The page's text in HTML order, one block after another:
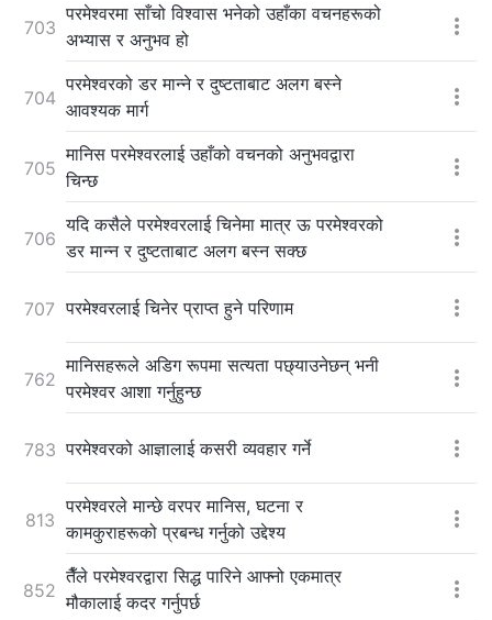
703
परमेश्‍वरमा साँचो विश्‍वास भनेको उहाँका वचनहरूको
अभ्यास र अनुभव हो
704
परमेश्‍वरको डर मान्ने र दुष्टताबाट अलग बस्ने
आवश्यक मार्ग
705
मानिस परमेश्‍वरलाई उहाँको वचनको अनुभवद्वारा
चिन्छ
706
यदि कसैले परमेश्‍वरलाई चिनेमा मात्र ऊ परमेश्‍वरको
डर मान्न र दुष्टताबाट अलग बस्न सक्छ
707 परमेश्‍वरलाई चिनेर प्राप्त हुने परिणाम
762
मानिसहरूले अडिग रूपमा सत्यता पछ्याउनेछन् भनी
परमेश्‍वर आशा गर्नुहुन्छ
783 परमेश्‍वरको आज्ञालाई कसरी व्यवहार गर्ने
813
परमेश्‍वरले मान्छे वरपर मानिस, घटना र
कामकुराहरूको प्रबन्ध गर्नुको उद्देश्य
852
तैँले परमेश्‍वरद्वारा सिद्ध पारिने आफ्नो एकमात्र
मौकालाई कदर गर्नुपर्छ